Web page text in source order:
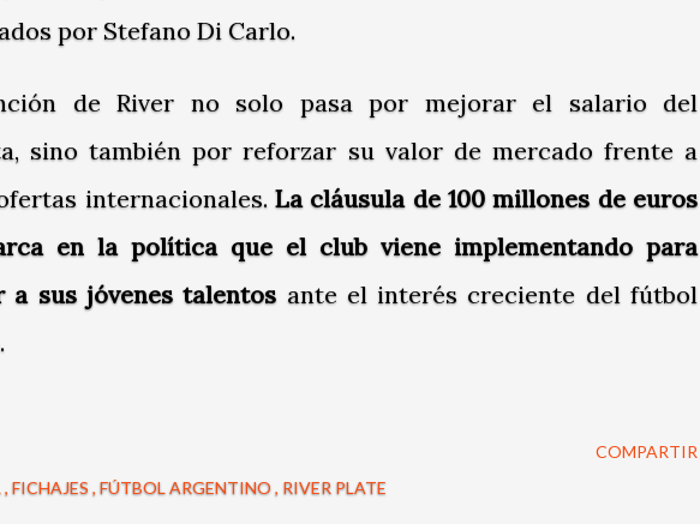
por Stefano Di Carlo.
de River no solo pasa por mejorar el salario del
sino también por reforzar su valor de mercado frente a
internacionales. La cláusula de 100 millones de euros
en la política que el club viene implementando para
a sus jóvenes talentos ante el interés creciente del fútbol
FICHAJES FÚTBOL ARGENTINO RIVER PLATE
COMPARTIR